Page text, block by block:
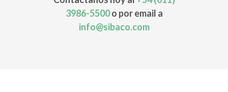
3986-5500o por email a
info@sibaco.com